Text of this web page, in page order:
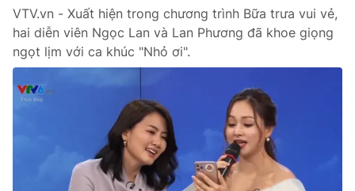
VTV.vn - Xuất hiện trong chương trình Bữa trưa vui vẻ,
hai diễn viên Ngọc Lan và Lan Phương đã khoe giọng
ngọt lịm với ca khúc "Nhỏ ơi".